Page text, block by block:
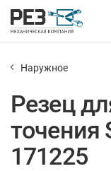
Наружное
Резец
точения
171225